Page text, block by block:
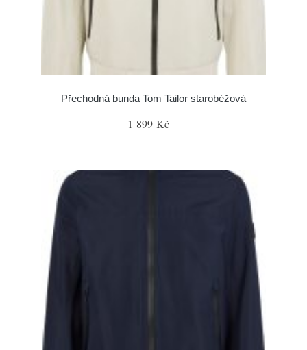
Přechodná bunda Tom Tailor starobéžová
1 899 Kč